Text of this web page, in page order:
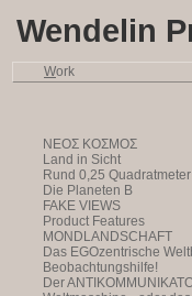
Wendelin
Work
NEOΣ KOΣMOΣ
Land in Sicht
Rund 0,25
Die Planeten B
FAKE VIEWS
Product Features
MONDLANDSCHAFT
Das EGOzentrische
Beobachtungshilfe!
Der